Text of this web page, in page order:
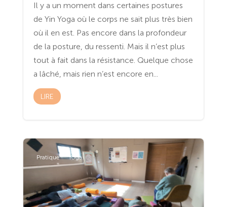
Il y a un moment dans certaines postures
de Yin Yoga où le corps ne sait plus très bien
où il en est. Pas encore dans la profondeur
de la posture, du ressenti. Mais il n’est plus
tout à fait dans la résistance. Quelque chose
a lâché, mais rien n’est encore en...
LIRE
Pratique Yoga